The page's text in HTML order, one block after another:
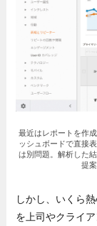
最近はレポートを作
ッシュボードで直接
は別問題。解析した
提
しかし、いくら
を上司やクライ